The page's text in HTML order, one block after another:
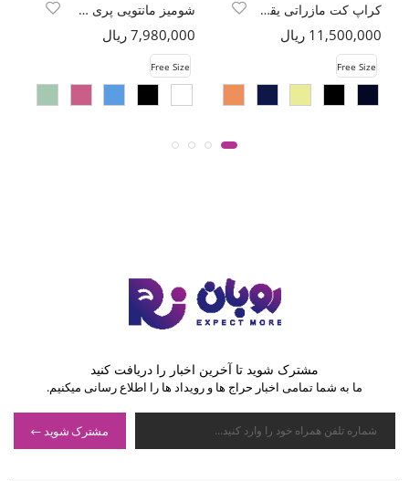
کراپ کت مازراتی یقه تبری
11,500,000 ریال
Free Size
شومیز مانتویی پری راه راه تک جیب
7,980,000 ریال
Free Size
مشترک شوید تا آخرین اخبار را دریافت کنید
ما به شما تمامی اخبار حراج ها و رویداد ها را اطلاع رسانی میکنیم.
مشترک شوید